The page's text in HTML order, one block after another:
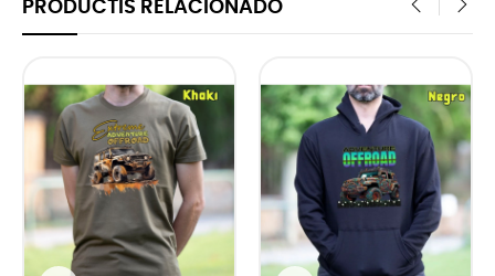
PRODUCTIS RELACIONADO